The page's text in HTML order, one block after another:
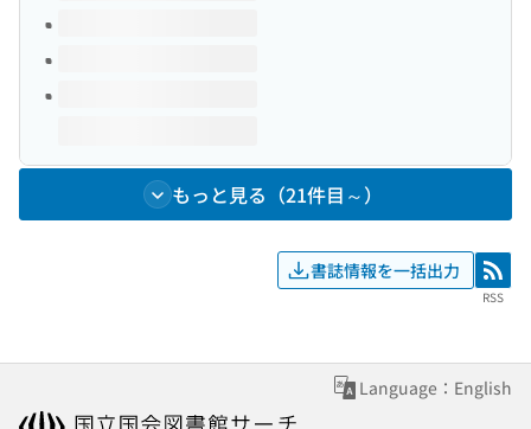
もっと見る（21件目～）
書誌情報を一括出力 RSS
RSS
Language：English